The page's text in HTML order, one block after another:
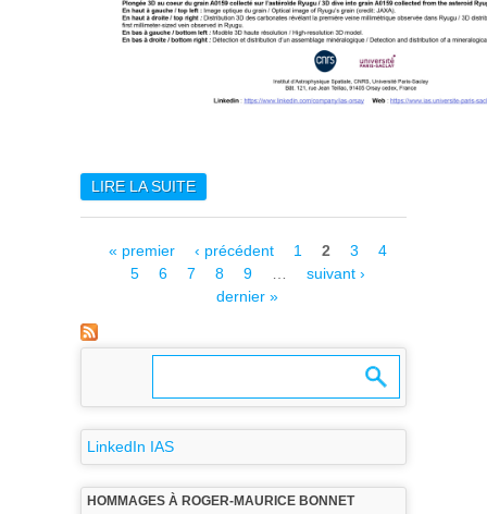
LIRE LA SUITEDE MEILLEURS VOEUX !!!!
Pages
« premier ‹ précédent 1 2 3
4
5
6 7 8 9 …
suivant ›
dernier »
LinkedIn IAS
HOMMAGES À ROGER-MAURICE BONNET